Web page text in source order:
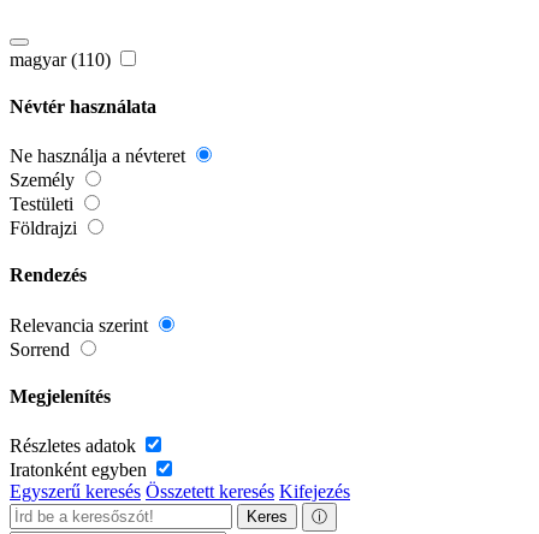
magyar (110)
Névtér használata
Ne használja a névteret
Személy
Testületi
Földrajzi
Rendezés
Relevancia szerint
Sorrend
Megjelenítés
Részletes adatok
Iratonként egyben
Egyszerű keresés Összetett keresés Kifejezés
Keres ⓘ